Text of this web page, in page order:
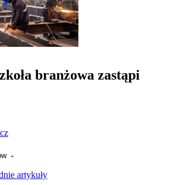
branżowa zastąpi
artykuły